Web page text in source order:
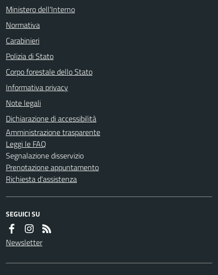
Ministero dell'Interno
Normativa
Carabinieri
Polizia di Stato
Corpo forestale dello Stato
Informativa privacy
Note legali
Dichiarazione di accessibilità
Amministrazione trasparente
Leggi le FAQ
Segnalazione disservizio
Prenotazione appuntamento
Richiesta d'assistenza
SEGUICI SU
Newsletter